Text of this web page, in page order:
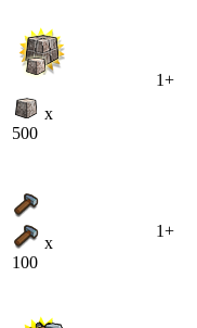
x
500
1+
x
100
1+